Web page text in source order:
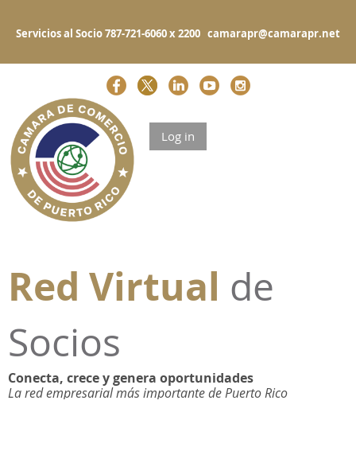
Servicios al Socio 787-721-6060 x 2200 camarapr@camarapr.net
Log in
Red Virtual de
Socios
Conecta, crece y genera oportunidades
La red empresarial más importante de Puerto Rico